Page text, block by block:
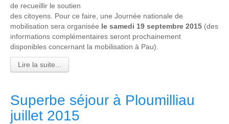
de recueillir le soutien
des citoyens. Pour ce faire, une Journée nationale de
mobilisation sera organisée le samedi 19 septembre 2015 (des
informations complémentaires seront prochainement
disponibles concernant la mobilisation à Pau).
Lire la suite...
Superbe séjour à Ploumilliau
juillet 2015